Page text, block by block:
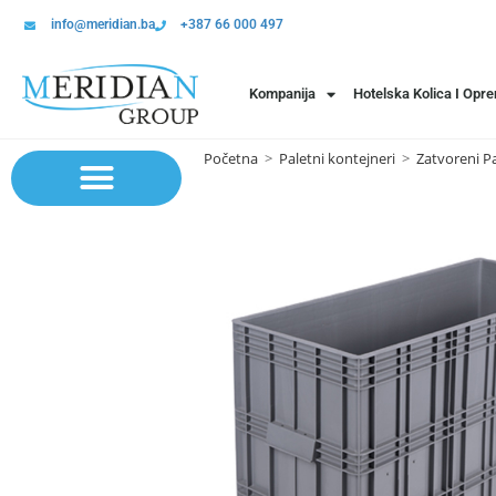
info@meridian.ba +387 66 000 497
Kompanija Hotelska Kolica I
Početna > Paletni kontejneri > Zatvoreni